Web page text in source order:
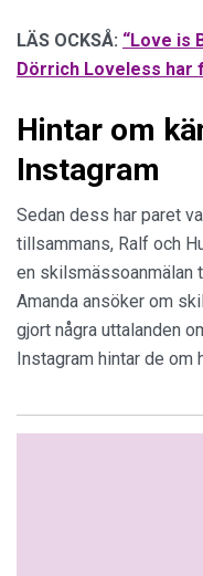
LÄS OCKSÅ: “Love is
Dörrich Loveless har
Hintar om
Instagram
Sedan dess har paret
tillsammans, Ralf och
en skilsmässoanmälan
Amanda ansöker om
gjort några uttalanden
Instagram hintar de om